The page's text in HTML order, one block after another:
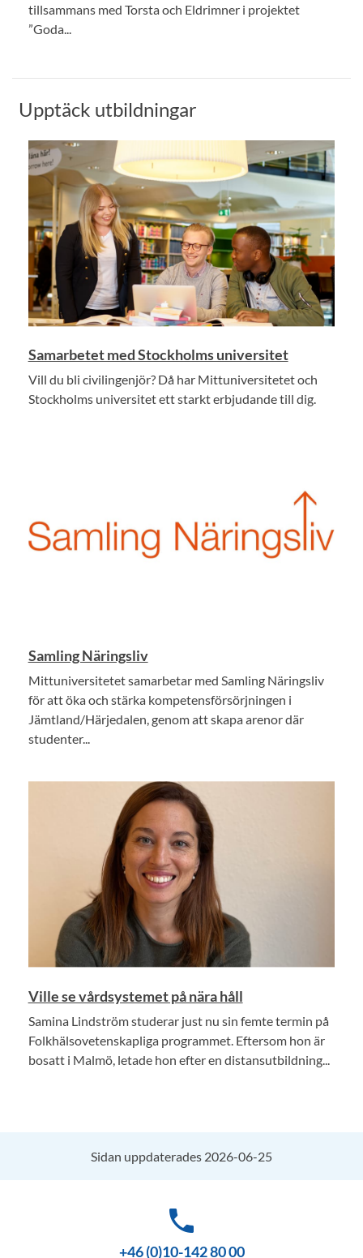
tillsammans med Torsta och Eldrimner i projektet
”Goda...
Upptäck utbildningar
Samarbetet med Stockholms universitet
Vill du bli civilingenjör? Då har Mittuniversitetet och
Stockholms universitet ett starkt erbjudande till dig.
Samling Näringsliv
Mittuniversitetet samarbetar med Samling Näringsliv
för att öka och stärka kompetensförsörjningen i
Jämtland/Härjedalen, genom att skapa arenor där
studenter...
Ville se vårdsystemet på nära håll
Samina Lindström studerar just nu sin femte termin på
Folkhälsovetenskapliga programmet. Eftersom hon är
bosatt i Malmö, letade hon efter en distansutbildning...
Sidan uppdaterades 2026-06-25
phone
+46 (0)10-142 80 00